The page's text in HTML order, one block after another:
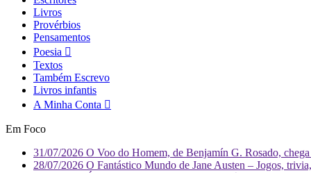
Livros
Provérbios
Pensamentos
Poesia
Textos
Também Escrevo
Livros infantis
A Minha Conta
Em Foco
31/07/2026 O Voo do Homem, de Benjamín G. Rosado,
28/07/2026 O Fantástico Mundo de Jane Austen – Jogos,